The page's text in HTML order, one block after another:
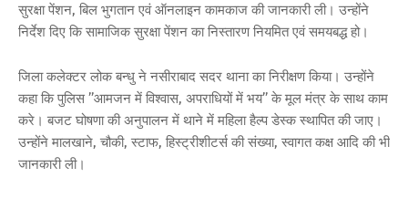
सुरक्षा पेंशन, बिल भुगतान एवं ऑनलाइन कामकाज की जानकारी ली। उन्होंने
निर्देश दिए कि सामाजिक सुरक्षा पेंशन का निस्तारण नियमित एवं समयबद्ध हो।
जिला कलेक्टर लोक बन्धु ने नसीराबाद सदर थाना का निरीक्षण किया। उन्होंने
कहा कि पुलिस ’’आमजन में विश्वास, अपराधियों में भय’’ के मूल मंत्र के साथ काम
करे। बजट घोषणा की अनुपालन में थाने में महिला हैल्प डेस्क स्थापित की जाए।
उन्होंने मालखाने, चौकी, स्टाफ, हिस्ट्रीशीटर्स की संख्या, स्वागत कक्ष आदि की भी
जानकारी ली।